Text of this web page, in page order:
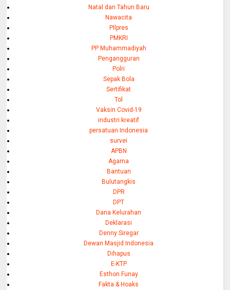
Natal dan Tahun Baru
Nawacita
PIlpres
PMKRI
PP Muhammadiyah
Pengangguran
Polri
Sepak Bola
Sertifikat
Tol
Vaksin Covid-19
industri kreatif
persatuan Indonesia
survei
APBN
Agama
Bantuan
Bulutangkis
DPR
DPT
Dana Kelurahan
Deklarasi
Denny Siregar
Dewan Masjid Indonesia
Dihapus
E-KTP
Esthon Funay
Fakta & Hoaks